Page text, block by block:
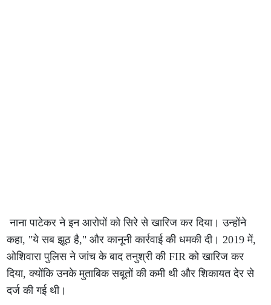
नाना पाटेकर ने इन आरोपों को सिरे से खारिज कर दिया। उन्होंने
कहा, "ये सब झूठ है," और कानूनी कार्रवाई की धमकी दी। 2019 में,
ओशिवारा पुलिस ने जांच के बाद तनुश्री की FIR को खारिज कर
दिया, क्योंकि उनके मुताबिक सबूतों की कमी थी और शिकायत देर से
दर्ज की गई थी।